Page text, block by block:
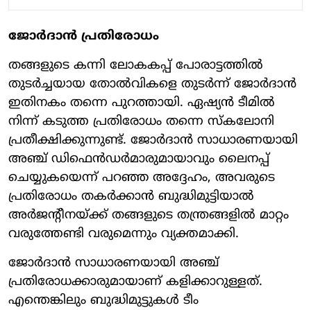
ജോർദാൻ പ്രതിരോധം
തങ്ങളുടെ കന്നി ലോകകപ്പ് പോരാട്ടത്തിൽ
തുടർച്ചയായ തോൽവികളെ തുടർന്ന് ജോർദാൻ
ഇതിനകം തന്നെ പുറത്തായി. ഏഷ്യൻ ടീമിൽ
നിന്ന് കടുത്ത പ്രതിരോധം തന്നെ സ്കലോനി
പ്രതീക്ഷിക്കുന്നുണ്ട്. ജോർദാൻ സാധാരണയായി
അഞ്ച് ഡിഫെൻഡർമാരുമായാവും ലൈനപ്പ്
ചെയ്യുകയെന്ന് പറഞ്ഞ അദ്ദേഹം, അവരുടെ
പ്രതിരോധം തകർക്കാൻ ബുദ്ധിമുട്ടിയാൽ
അർജന്റീനയ്ക്ക് തങ്ങളുടെ തന്ത്രങ്ങളിൽ മാറ്റം
വരുത്തേണ്ടി വരുമെന്നും വ്യക്തമാക്കി.
ജോർദാൻ സാധാരണയായി അഞ്ച്
പ്രതിരോധക്കാരുമായാണ് കളിക്കാറുള്ളത്.
എന്തെങ്കിലും ബുദ്ധിമുട്ടുകൾ ടീം